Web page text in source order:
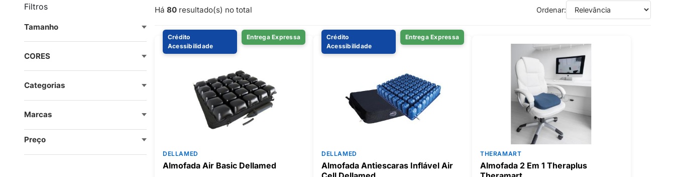
Filtros
Preço
CORES
Tamanho
Categorias
Marcas
Há 80resultado(s) no total Ordenar:
Entrega Expressa
Crédito
Acessibilidade
DELLAMED
Almofada Air Basic Dellamed
Entrega Expressa
Crédito
Acessibilidade
DELLAMED
Almofada Antiescaras Inflável Air
THERAMART
Almofada 2 Em 1 Theraplus